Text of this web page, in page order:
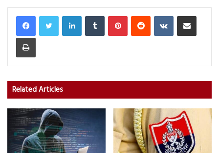
LinkedInTumblr PinterestReddit VKontakteShare via Email
Print
Related Articles